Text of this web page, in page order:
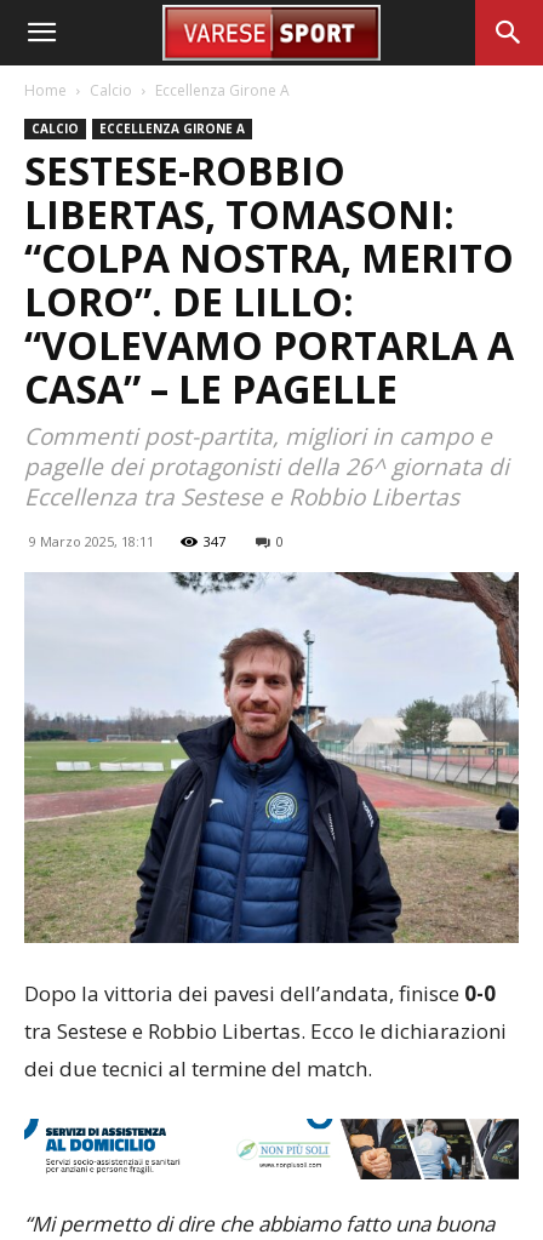
Home Calcio Eccellenza Girone A
CALCIO ECCELLENZA GIRONE A
SESTESE-ROBBIO
LIBERTAS, TOMASONI:
“COLPA NOSTRA, MERITO
LORO”. DE LILLO:
“VOLEVAMO PORTARLA A
CASA” – LE PAGELLE
Commenti post-partita, migliori in campo e
pagelle dei protagonisti della 26^ giornata di
Eccellenza tra Sestese e Robbio Libertas
9 Marzo 2025, 18:11 347 0
Dopo la vittoria dei pavesi dell’andata, finisce 0-0
tra Sestese e Robbio Libertas. Ecco le dichiarazioni
dei due tecnici al termine del match.
“Mi permetto di dire che abbiamo fatto una buona